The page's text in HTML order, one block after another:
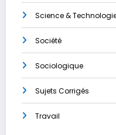
Science &
Société
Sociologique
Sujets Corrigés
Travail